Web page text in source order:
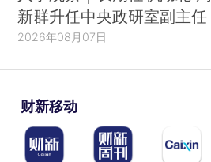
新群升任中央政研室副主任
2026年08月07日
财新移动